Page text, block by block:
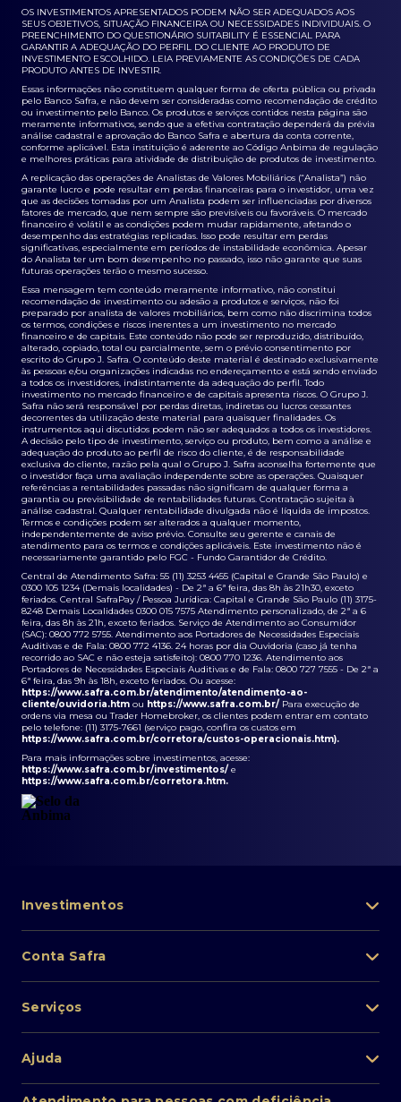
OS INVESTIMENTOS APRESENTADOS PODEM NÃO SER ADEQUADOS AOS
SEUS OBJETIVOS, SITUAÇÃO FINANCEIRA OU NECESSIDADES INDIVIDUAIS. O
PREENCHIMENTO DO QUESTIONÁRIO SUITABILITY É ESSENCIAL PARA
GARANTIR A ADEQUAÇÃO DO PERFIL DO CLIENTE AO PRODUTO DE
INVESTIMENTO ESCOLHIDO. LEIA PREVIAMENTE AS CONDIÇÕES DE CADA
PRODUTO ANTES DE INVESTIR.
Essas informações não constituem qualquer forma de oferta pública ou privada
pelo Banco Safra, e não devem ser consideradas como recomendação de crédito
ou investimento pelo Banco. Os produtos e serviços contidos nesta página são
meramente informativos, sendo que a efetiva contratação dependerá da prévia
análise cadastral e aprovação do Banco Safra e abertura da conta corrente,
conforme aplicável. Esta instituição é aderente ao Código Anbima de regulação
e melhores práticas para atividade de distribuição de produtos de investimento.
A replicação das operações de Analistas de Valores Mobiliários (“Analista”) não
garante lucro e pode resultar em perdas financeiras para o investidor, uma vez
que as decisões tomadas por um Analista podem ser influenciadas por diversos
fatores de mercado, que nem sempre são previsíveis ou favoráveis. O mercado
financeiro é volátil e as condições podem mudar rapidamente, afetando o
desempenho das estratégias replicadas. Isso pode resultar em perdas
significativas, especialmente em períodos de instabilidade econômica. Apesar
do Analista ter um bom desempenho no passado, isso não garante que suas
futuras operações terão o mesmo sucesso.
Essa mensagem tem conteúdo meramente informativo, não constitui
recomendação de investimento ou adesão a produtos e serviços, não foi
preparado por analista de valores mobiliários, bem como não discrimina todos
os termos, condições e riscos inerentes a um investimento no mercado
financeiro e de capitais. Este conteúdo não pode ser reproduzido, distribuído,
alterado, copiado, total ou parcialmente, sem o prévio consentimento por
escrito do Grupo J. Safra. O conteúdo deste material é destinado exclusivamente
às pessoas e/ou organizações indicadas no endereçamento e está sendo enviado
a todos os investidores, indistintamente da adequação do perfil. Todo
investimento no mercado financeiro e de capitais apresenta riscos. O Grupo J.
Safra não será responsável por perdas diretas, indiretas ou lucros cessantes
decorrentes da utilização deste material para quaisquer finalidades. Os
instrumentos aqui discutidos podem não ser adequados a todos os investidores.
A decisão pelo tipo de investimento, serviço ou produto, bem como a análise e
adequação do produto ao perfil de risco do cliente, é de responsabilidade
exclusiva do cliente, razão pela qual o Grupo J. Safra aconselha fortemente que
o investidor faça uma avaliação independente sobre as operações. Quaisquer
referências a rentabilidades passadas não significam de qualquer forma a
garantia ou previsibilidade de rentabilidades futuras. Contratação sujeita à
análise cadastral. Qualquer rentabilidade divulgada não é líquida de impostos.
Termos e condições podem ser alterados a qualquer momento,
independentemente de aviso prévio. Consulte seu gerente e canais de
atendimento para os termos e condições aplicáveis. Este investimento não é
necessariamente garantido pelo FGC - Fundo Garantidor de Crédito.
Central de Atendimento Safra: 55 (11) 3253 4455 (Capital e Grande São Paulo) e
0300 105 1234 (Demais localidades) - De 2ª a 6ª feira, das 8h às 21h30, exceto
feriados. Central SafraPay / Pessoa Jurídica: Capital e Grande São Paulo (11) 3175-
8248 Demais Localidades 0300 015 7575 Atendimento personalizado, de 2ª a 6
feira, das 8h às 21h, exceto feriados. Serviço de Atendimento ao Consumidor
(SAC): 0800 772 5755. Atendimento aos Portadores de Necessidades Especiais
Auditivas e de Fala: 0800 772 4136. 24 horas por dia Ouvidoria (caso já tenha
recorrido ao SAC e não esteja satisfeito): 0800 770 1236. Atendimento aos
Portadores de Necessidades Especiais Auditivas e de Fala: 0800 727 7555 - De 2ª a
6ª feira, das 9h às 18h, exceto feriados. Ou acesse:
https://www.safra.com.br/atendimento/atendimento-ao-
cliente/ouvidoria.htm ou https://www.safra.com.br/ Para execução de
ordens via mesa ou Trader Homebroker, os clientes podem entrar em contato
pelo telefone: (11) 3175-7661 (serviço pago, confira os custos em
https://www.safra.com.br/corretora/custos-operacionais.htm).
Para mais informações sobre investimentos, acesse:
https://www.safra.com.br/investimentos/ e
https://www.safra.com.br/corretora.htm.
Investimentos
Lista de fundos de investimento
Private Banking
Renda fixa
Conta Safra
Pessoa Física
Cartões
Empréstimos e financiamentos
Serviços
Perda/roubo de celular
Ajuda
Atendimento ao cliente